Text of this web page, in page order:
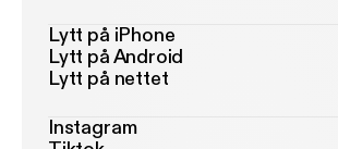
Lytt på iPhone
Lytt på Android
Lytt på nettet
Instagram